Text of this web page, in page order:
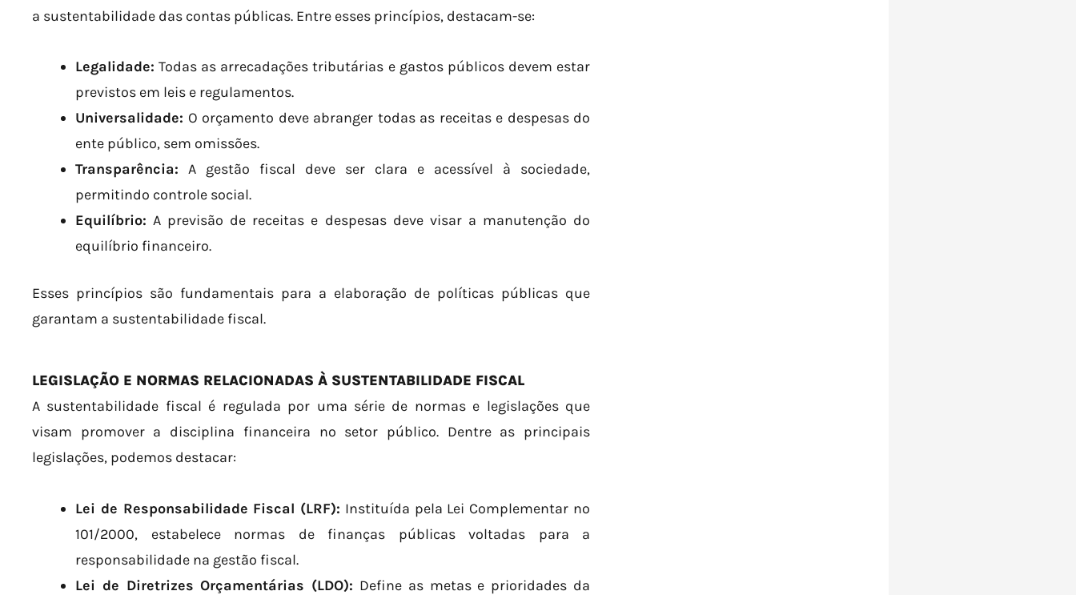
a sustentabilidade das contas públicas. Entre esses princípios, destacam-se:
Legalidade: Todas as arrecadações tributárias e gastos públicos devem estar
previstos em leis e regulamentos.
Universalidade: O orçamento deve abranger todas as receitas e despesas do
ente público, sem omissões.
Transparência: A gestão fiscal deve ser clara e acessível à sociedade,
permitindo controle social.
Equilíbrio: A previsão de receitas e despesas deve visar a manutenção do
equilíbrio financeiro.
Esses princípios são fundamentais para a elaboração de políticas públicas que
garantam a sustentabilidade fiscal.
LEGISLAÇÃO E NORMAS RELACIONADAS À SUSTENTABILIDADE FISCAL
A sustentabilidade fiscal é regulada por uma série de normas e legislações que
visam promover a disciplina financeira no setor público. Dentre as principais
legislações, podemos destacar:
Lei de Responsabilidade Fiscal (LRF): Instituída pela Lei Complementar nº
101/2000, estabelece normas de finanças públicas voltadas para a
responsabilidade na gestão fiscal.
Lei de Diretrizes Orçamentárias (LDO): Define as metas e prioridades da